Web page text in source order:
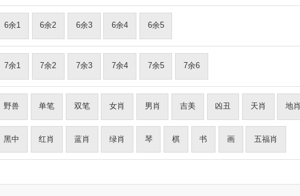
6余1 6余2 6余3 6余4 6余5
7余1 7余2 7余3 7余4 7余5 7余6
野兽 单笔 双笔 女肖 男肖 吉美 凶丑 天肖 地肖
黑中 红肖 蓝肖 绿肖 琴 棋 书 画 五福肖